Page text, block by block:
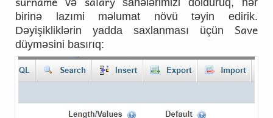
və
sahələrimizi dolduruq, hər
birinə lazımi məlumat növü təyin edirik.
Dəyişikliklərin yadda saxlanması üçün Save
düyməsini basırıq: